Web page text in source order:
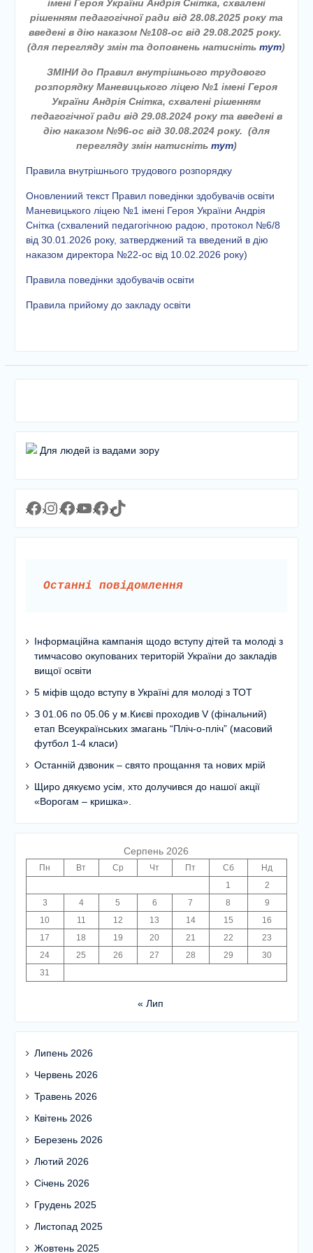
етапу Всеукраїнської
дитячо-юнацької
військово-патріотичної гри
«Сокіл» («Джура»)
У закладі освіти
проведено підсумкову
педагогічну раду
імені Героя України Андрія Снітка, схвалені
рішенням педагогічної ради від 28.08.2025 року та
введені в дію наказом №108-ос від 29.08.2025 року.
(для перегляду змін та доповнень натиснітьтут)
ЗМІНИ до Правил внутрішнього трудового
розпорядку Маневицького ліцею №1 імені Героя
України Андрія Снітка, схвалені рішенням
педагогічної ради від 29.08.2024 року та введені в
дію наказом №96-ос від 30.08.2024 року. (для
перегляду змін натисніть тут)
Правила внутрішнього трудового розпорядку
Оновлениий текст Правил поведінки здобувачів освіти
Маневицького ліцею №1 імені Героя України Андрія
Снітка (схвалений педагогічною радою, протокол №6/8
від 30.01.2026 року, затверджений та введений в дію
наказом директора №22-ос від 10.02.2026 року)
Правила поведінки здобувачів освіти
Правила прийому до закладу освіти
Для людей із вадами зору
Facebook
Instagram
Facebook
YouTube
Facebook
https://www.tiktok.com/@lyceum1man?_t=8YJMx0RJgIf&_r=1
Останні повідомлення
Інформаційна кампанія щодо вступу дітей та молоді з
тимчасово окупованих територій України до закладів
вищої освіти
5 міфів щодо вступу в Україні для молоді з ТОТ
З 01.06 по 05.06 у м.Києві проходив V (фінальний)
етап Всеукраїнських змагань “Пліч-о-пліч” (масовий
футбол 1-4 класи)
Останній дзвоник – свято прощання та нових мрій
Щиро дякуємо усім, хто долучився до нашої акції
«Ворогам – кришка».
Серпень 2026
Пн Вт Ср Чт Пт Сб
Нд
1
2
3
4 5 6 7 8
9
10
11 12 13 14 15
16
17
18 19 20 21 22
23
24
25 26 27 28 29
30
31
« Лип
Липень 2026
Червень 2026
Травень 2026
Квітень 2026
Березень 2026
Лютий 2026
Січень 2026
Грудень 2025
Листопад 2025
Жовтень 2025